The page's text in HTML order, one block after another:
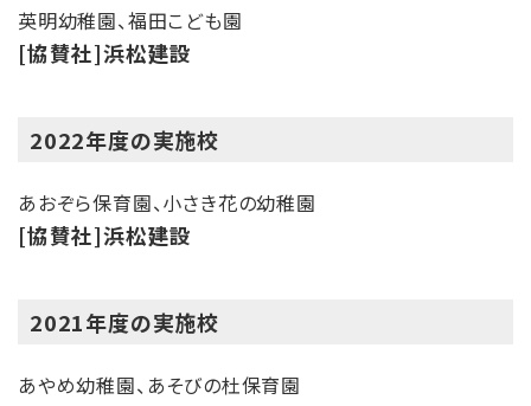
英明幼稚園、福田こども園
[協賛社]浜松建設
2022年度の実施校
あおぞら保育園、小さき花の幼稚園
[協賛社]浜松建設
2021年度の実施校
あやめ幼稚園、あそびの杜保育園